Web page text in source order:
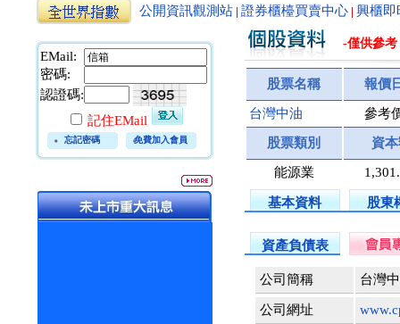
公開資訊觀測站 證券櫃檯買賣中心 興櫃即
EMail:
密碼:
認證碼:
記住EMail
忘記密碼 免費加入會員
-僅供參考
股票名稱 報價
台灣中油 參考
股票類別 資
能源業
基本資料 股東
資產負債表
公司簡稱 台灣
公司網址